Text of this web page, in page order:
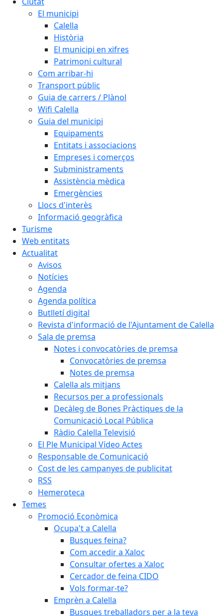
El municipi
Calella
Història
El municipi en xifres
Patrimoni cultural
Com arribar-hi
Transport públic
Guia de carrers / Plànol
Wifi Calella
Guia del municipi
Equipaments
Entitats i associacions
Empreses i comerços
Subministraments
Assistència mèdica
Emergències
Llocs d'interès
Informació geogràfica
Turisme
Web entitats
Actualitat
Avisos
Notícies
Agenda
Agenda política
Butlletí digital
Revista d'informació de l'Ajuntament de Calella
Sala de premsa
Notes i convocatòries de premsa
Convocatòries de premsa
Notes de premsa
Calella als mitjans
Recursos per a professionals
Decàleg de Bones Pràctiques de la
Comunicació Local Pública
Ràdio Calella Televisió
El Ple Municipal Vídeo Actes
Responsable de Comunicació
Cost de les campanyes de publicitat
RSS
Hemeroteca
Temes
Promoció Econòmica
Ocupa't a Calella
Busques feina?
Com accedir a Xaloc
Consultar ofertes a Xaloc
Cercador de feina CIDO
Vols formar-te?
Emprèn a Calella
Busques treballadors per a la teva